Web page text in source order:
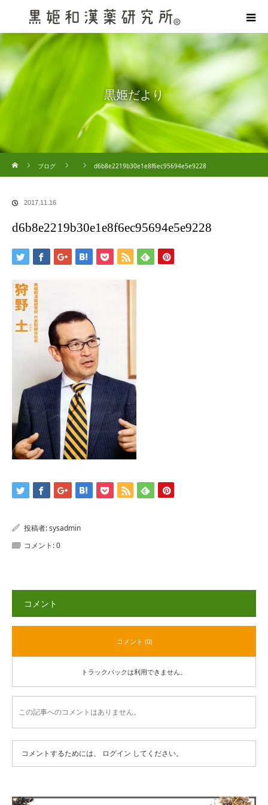
黒姫だより
ブログ
d6b8e2219b30e1e8f6ec95694e5e9228
2017.11.16
d6b8e2219b30e1e8f6ec95694e5e9228
投稿者:sysadmin
コメント:0
コメント
コメント (0)
トラックバックは利用できません。
この記事へのコメントはありません。
コメントするためには、 ログイン してください。